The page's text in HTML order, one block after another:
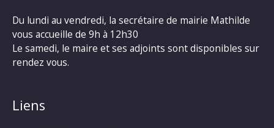
Du lundi au vendredi, la secrétaire de mairie Mathilde
vous accueille de 9h à 12h30
Le samedi, le maire et ses adjoints sont disponibles sur
rendez vous.
Liens